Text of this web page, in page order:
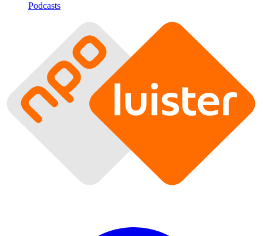
Podcasts